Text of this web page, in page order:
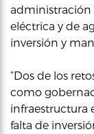
administración
eléctrica y de
inversión y
“Dos de los
como
infraestructura
falta de